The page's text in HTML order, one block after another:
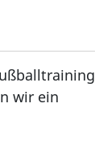
wir ein